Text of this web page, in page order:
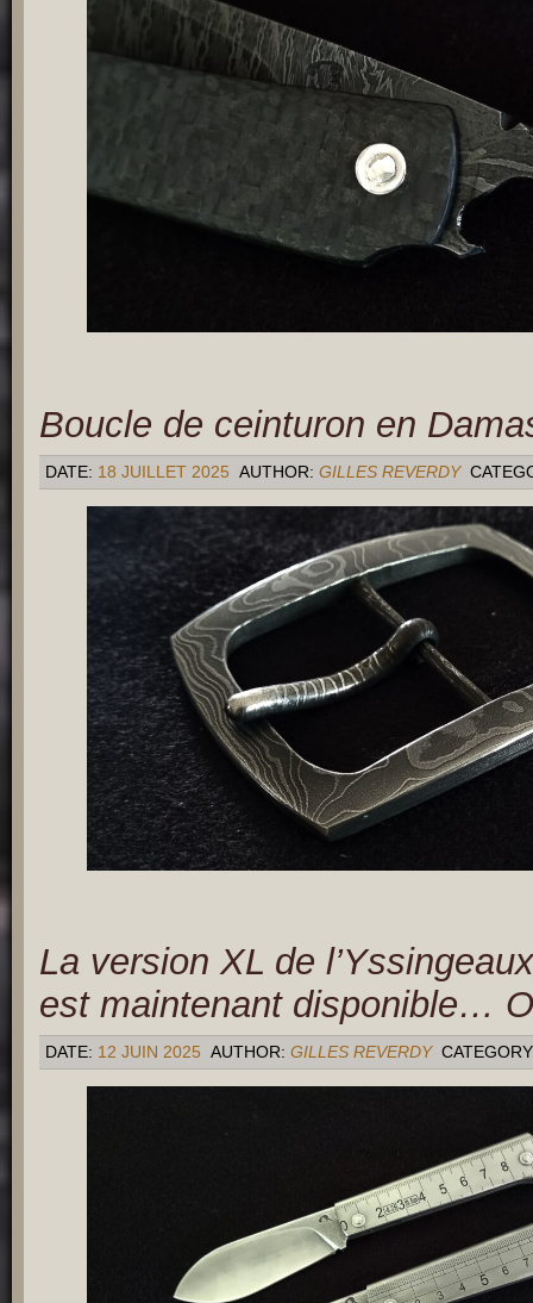
Boucle de ceinturon en
DATE: 18 JUILLET 2025 AUTHOR: GILLES REVERDY
La version XL de
est maintenant disponible…
DATE: 12 JUIN 2025 AUTHOR: GILLES REVERDY